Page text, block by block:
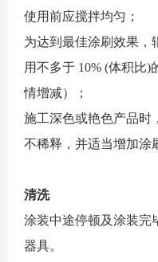
使用前应搅拌均匀；
为达到最佳涂刷效果，
用不多于 10% (体积比
情增减）；
施工深色或艳色产品时
不稀释，并适当增加涂
清洗
涂装中途停顿及涂装完
器具。